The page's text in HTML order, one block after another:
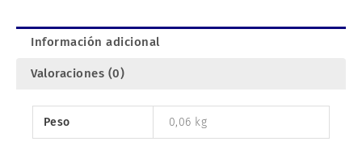
Información adicional
Valoraciones (0)
Peso 0,06 kg